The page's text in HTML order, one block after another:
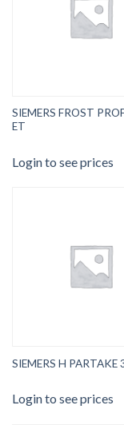
SIEMERS FROST
ET
Login to see prices
SIEMERS H PARTAKE
Login to see prices